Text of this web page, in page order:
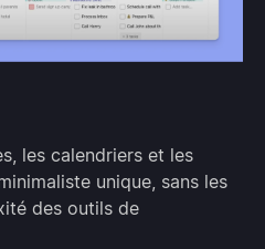
les calendriers et les
unique, sans les
des outils de